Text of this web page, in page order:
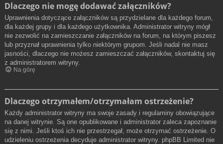
Dlaczego nie mogę dodawać załączników?
Uprawnienia dotyczące załączników są przydzielane dla każdego forum,
dla każdej grupy i dla każdego użytkownika. Administrator witryny mógł
nie zezwolić na zamieszczanie załączników na forum, na którym piszesz
lub przyznał uprawnienia tylko niektórym grupom. Jeśli nadal nie masz
jasności, dlaczego nie możesz zamieszczać załączników, skontaktuj się
z administratorem witryny.
Na górę
Dlaczego otrzymałem/otrzymałam ostrzeżenie?
Każdy administrator witryny ma swoje zasady i regulaminy obowiązujące
na danej witrynie. Są one opublikowane i administrator zaleca zapoznanie
się z nimi. Jeśli ktoś ich nie przestrzegał, może otrzymać ostrzeżenie. O
udzieleniu ostrzeżenia decyduje administrator witryny. phpBB Limited nie